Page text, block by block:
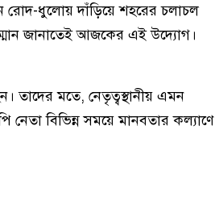
রোদ-ধুলোয় দাঁড়িয়ে শহরের চলাচল
জানাতেই আজকের এই উদ্যোগ।
তাদের মতে, নেতৃত্বস্থানীয় এমন
নেতা বিভিন্ন সময়ে মানবতার কল্যাণে